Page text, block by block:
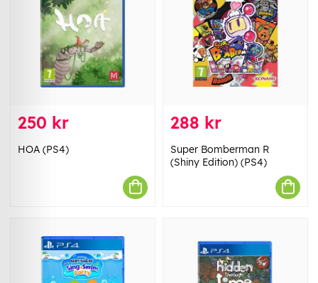
250 kr
HOA (PS4)
288 kr
Super Bomberman R
(Shiny Edition) (PS4)